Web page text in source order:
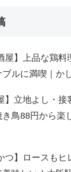
屋】上品な鶏料
ブルに満喫｜か
】立地よし・接
鳥88円から楽
つ】ロースもヒ